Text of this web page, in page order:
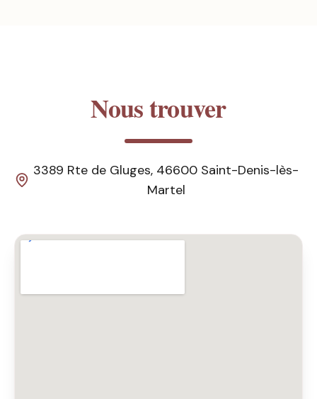
Nous trouver
3389 Rte de Gluges, 46600 Saint-Denis-lès-
Martel